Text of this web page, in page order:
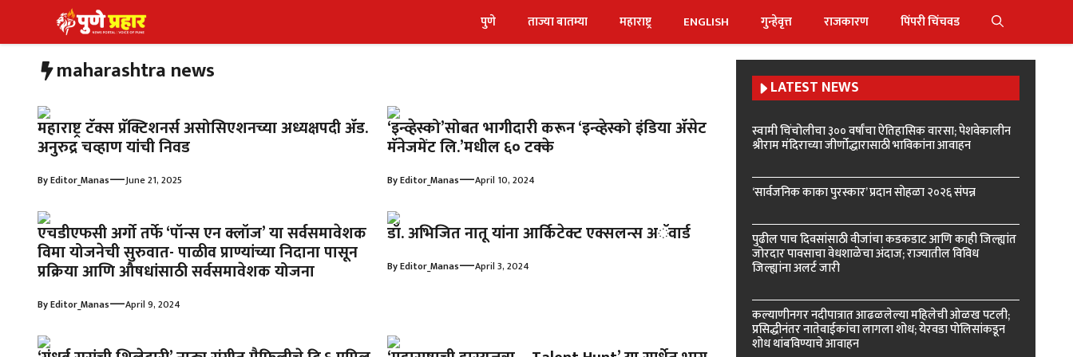
to
content
पुणे ताज्या बातम्या महाराष्ट्र ENGLISH गुन्हेवृत्त राजकारण पिंपरी चिंचवड
maharashtra news
महाराष्ट्र टॅक्स प्रॅक्टिशनर्स असोसिएशनच्या अध्यक्षपदी ॲड.
अनुरुद्र चव्हाण यांची निवड
ByEditor_Manas—June 21, 2025
‘इन्व्हेस्को’सोबत भागीदारी करून ‘इन्व्हेस्को इंडिया ॲसेट
मॅनेजमेंट लि.’मधील ६० टक्के
ByEditor_Manas—April 10, 2024
एचडीएफसी अर्गो तर्फे ‘पॉन्स एन क्लॉज’ या सर्वसमावेशक
विमा योजनेची सुरुवात- पाळीव प्राण्यांच्या निदाना पासून
प्रक्रिया आणि औषधांसाठी सर्वसमावेशक योजना
ByEditor_Manas—April 9, 2024
डॉ. अभिजित नातू यांना आर्किटेक्ट एक्सलन्स अॅवार्ड
ByEditor_Manas—April 3, 2024
LATEST NEWS
स्वामी चिंचोलीचा ३०० वर्षांचा ऐतिहासिक वारसा; पेशवेकालीन
श्रीराम मंदिराच्या जीर्णोद्धारासाठी भाविकांना आवाहन
‘सार्वजनिक काका पुरस्कार’ प्रदान सोहळा २०२६ संपन्न
पुढील पाच दिवसांसाठी वीजांचा कडकडाट आणि काही जिल्ह्यांत
जोरदार पावसाचा वेधशाळेचा अंदाज; राज्यातील विविध
जिल्ह्यांना अलर्ट जारी
कल्याणीनगर नदीपात्रात आढळलेल्या महिलेची ओळख पटली;
प्रसिद्धीनंतर नातेवाईकांचा लागला शोध; येरवडा पोलिसांकडून
शोध थांबविण्याचे आवाहन